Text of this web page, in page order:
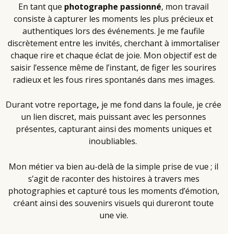
En tant que photographe passionné, mon travail
consiste à capturer les moments les plus précieux et
authentiques lors des événements. Je me faufile
discrètement entre les invités, cherchant à immortaliser
chaque rire et chaque éclat de joie. Mon objectif est de
saisir l’essence même de l’instant, de figer les sourires
radieux et les fous rires spontanés dans mes images.
Durant votre reportage, je me fond dans la foule, je crée
un lien discret, mais puissant avec les personnes
présentes, capturant ainsi des moments uniques et
inoubliables.
Mon métier va bien au-delà de la simple prise de vue ; il
s’agit de raconter des histoires à travers mes
photographies et capturé tous les moments d’émotion,
créant ainsi des souvenirs visuels qui dureront toute
une vie.